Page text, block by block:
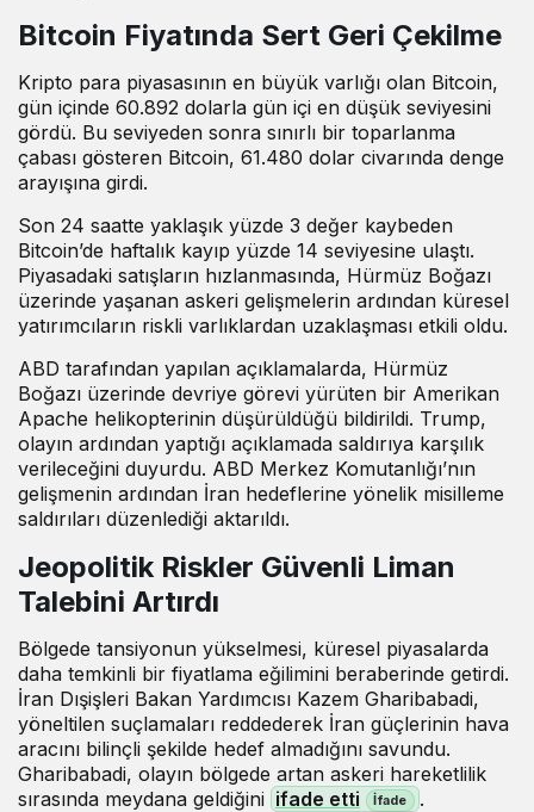
Bitcoin Fiyatında Sert Geri Çekilme
Kripto para piyasasının en büyük varlığı olan Bitcoin,
gün içinde 60.892 dolarla gün içi en düşük seviyesini
gördü. Bu seviyeden sonra sınırlı bir toparlanma
çabası gösteren Bitcoin, 61.480 dolar civarında denge
arayışına girdi.
Son 24 saatte yaklaşık yüzde 3 değer kaybeden
Bitcoin’de haftalık kayıp yüzde 14 seviyesine ulaştı.
Piyasadaki satışların hızlanmasında, Hürmüz Boğazı
üzerinde yaşanan askeri gelişmelerin ardından küresel
yatırımcıların riskli varlıklardan uzaklaşması etkili oldu.
ABD tarafından yapılan açıklamalarda, Hürmüz
Boğazı üzerinde devriye görevi yürüten bir Amerikan
Apache helikopterinin düşürüldüğü bildirildi. Trump,
olayın ardından yaptığı açıklamada saldırıya karşılık
verileceğini duyurdu. ABD Merkez Komutanlığı’nın
gelişmenin ardından İran hedeflerine yönelik misilleme
saldırıları düzenlediği aktarıldı.
Jeopolitik Riskler Güvenli Liman
Talebini Artırdı
Bölgede tansiyonun yükselmesi, küresel piyasalarda
daha temkinli bir fiyatlama eğilimini beraberinde getirdi.
İran Dışişleri Bakan Yardımcısı Kazem Gharibabadi,
yöneltilen suçlamaları reddederek İran güçlerinin hava
aracını bilinçli şekilde hedef almadığını savundu.
Gharibabadi, olayın bölgede artan askeri hareketlilik
sırasında meydana geldiğini ifade etti
.